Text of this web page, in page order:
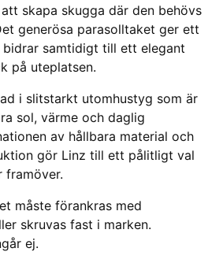
skapa skugga där den behövs
generösa parasolltaket ger ett
samtidigt till ett elegant
på uteplatsen.
i slitstarkt utomhustyg som är
sol, värme och daglig
av hållbara material och
gör Linz till ett pålitligt val
framöver.
måste förankras med
skruvas fast i marken.
ej.